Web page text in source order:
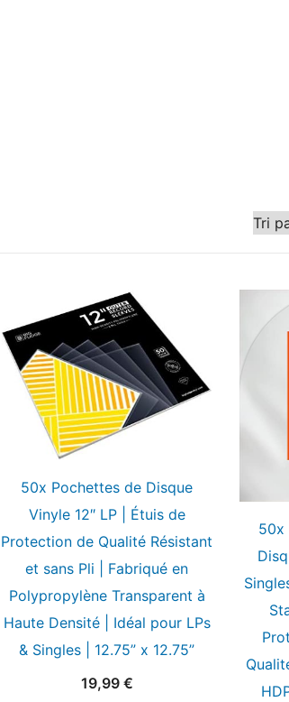
50x Pochettes de Disque
Vinyle 12″ LP | Étuis de
Protection de Qualité Résistant
et sans Pli | Fabriqué en
Polypropylène Transparent à
Haute Densité | Idéal pour LPs
& Singles | 12.75” x 12.75”
19,99 €
50x